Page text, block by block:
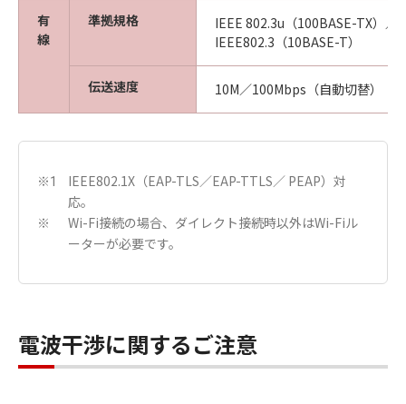
有
線
準拠規格
IEEE 802.3u（100BASE-TX）／
IEEE802.3（10BASE-T）
伝送速度 10M／100Mbps（自動切替）
※1
IEEE802.1X（EAP-TLS／EAP-TTLS／ PEAP）対
応。
※
Wi-Fi接続の場合、ダイレクト接続時以外はWi-Fiル
ーターが必要です。
電波干渉に関するご注意